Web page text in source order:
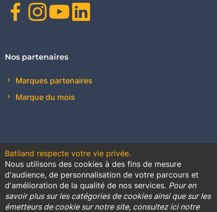
Facebook
Instagram
Youtube
Nos partenaires
Marques partenaires
Marque du mois
Contact Conditions générales de vente
Promotions
Règlement général sur la protection des données
Batiland respecte votre vie privée.
Nous utilisons des cookies à des fins de mesure
d'audience, de personnalisation de votre parcours et
d'amélioration de la qualité de nos services. Pour en
savoir plus sur les catégories de cookies ainsi que sur les
émetteurs de cookie sur notre site, consultez ici notre